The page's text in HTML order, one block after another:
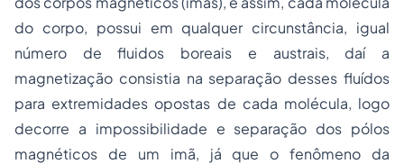
do corpo, possui em qualquer circunstância, igual
número de fluidos boreais e austrais, daí a
magnetização consistia na separação desses fluídos
para extremidades opostas de cada molécula, logo
decorre a impossibilidade e separação dos pólos
magnéticos de um imã, já que o fenômeno da